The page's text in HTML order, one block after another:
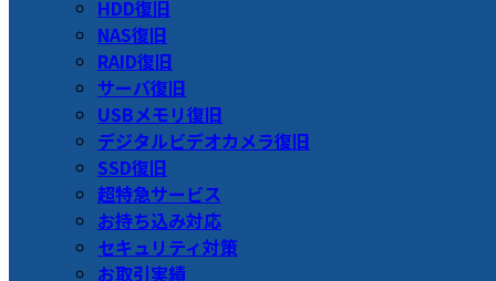
HDD復旧
NAS復旧
RAID復旧
サーバ復旧
USBメモリ復旧
デジタルビデオカメラ復旧
SSD復旧
超特急サービス
お持ち込み対応
セキュリティ対策
お取引実績